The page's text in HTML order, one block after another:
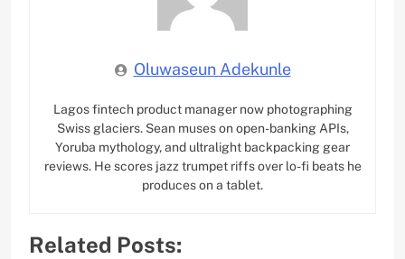
Oluwaseun Adekunle
Lagos fintech product manager now photographing
Swiss glaciers. Sean muses on open-banking APIs,
Yoruba mythology, and ultralight backpacking gear
reviews. He scores jazz trumpet riffs over lo-fi beats he
produces on a tablet.
Related Posts: